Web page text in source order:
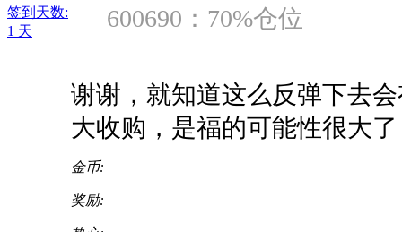
签到天数:
1 天
600690：70%仓位
谢谢，就知道这么反弹下去
大收购，是福的可能性很大了
金币:
奖励: